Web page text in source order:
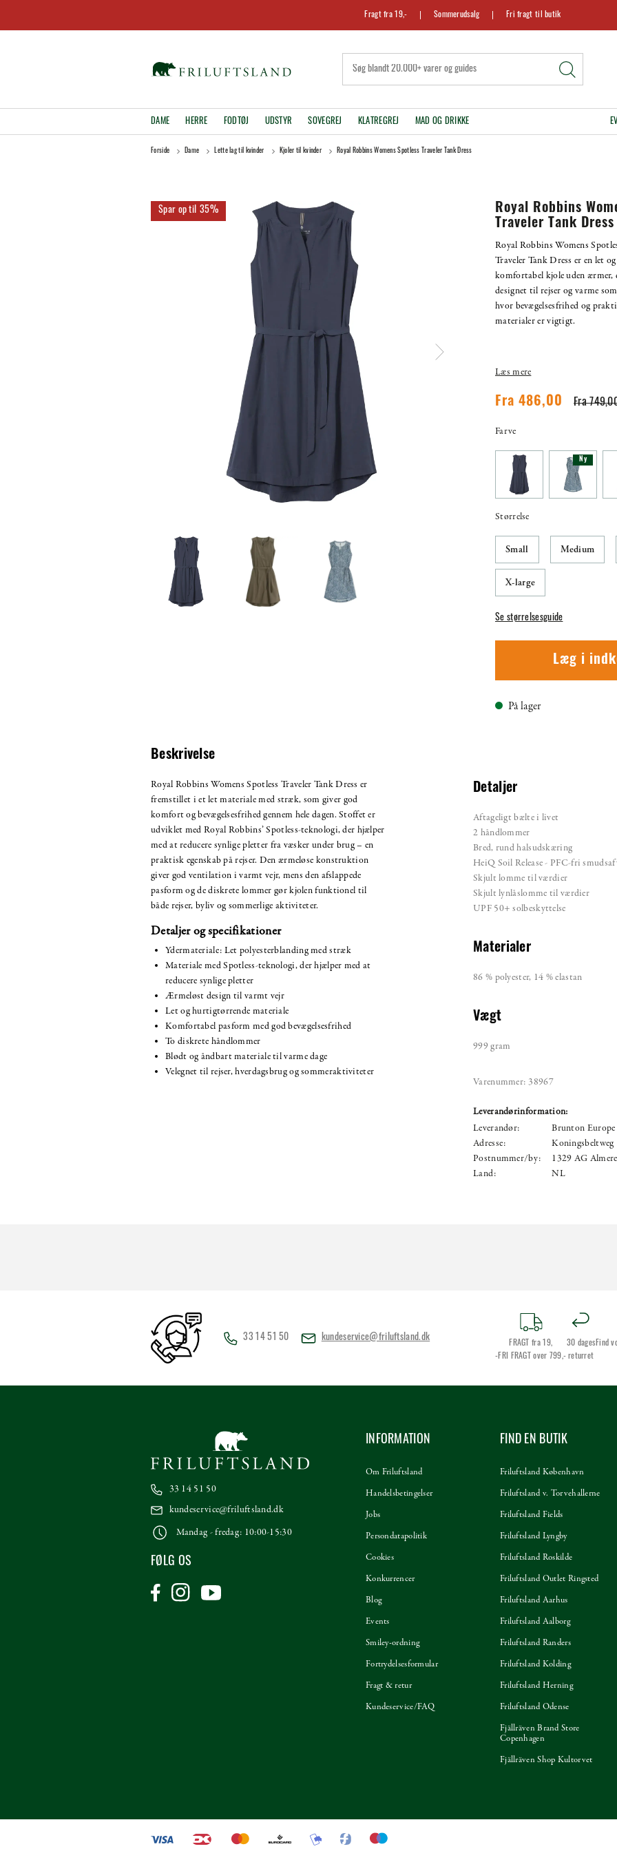
Fragt fra 19,- Sommerudsalg Fri fragt til butik
DAME HERRE FODTØJ UDSTYR SOVEGREJ KLATREGREJ MAD OG DRIKKE
Forside Dame Lette lag til kvinder Kjoler til kvinder Royal Robbins Womens Spotless Traveler Tank Dress
35%
Royal Robbins
Traveler Tank Dress
Royal Robbins Womens
Traveler Tank Dress er en let og
komfortabel kjole uden ærmer,
designet til rejser og varme
hvor bevægelsesfrihed og
materialer er vigtigt.
Læs mere
Fra
Fra 486,00
Farve
Ny
Størrelse
Small Medium
X-large
Se størrelsesguide
Læg i
På lager
Beskrivelse
Royal Robbins Womens Spotless Traveler Tank Dress er
fremstillet i et let materiale med stræk, som giver god
komfort og bevægelsesfrihed gennem hele dagen. Stoffet er
udviklet med Royal Robbins’ Spotless-teknologi, der hjælper
med at reducere synlige pletter fra væsker under brug – en
praktisk egenskab på rejser. Den ærmeløse konstruktion
giver god ventilation i varmt vejr, mens den afslappede
pasform og de diskrete lommer gør kjolen funktionel til
både rejser, byliv og sommerlige aktiviteter.
Detaljer og specifikationer
Ydermateriale: Let polyesterblanding med stræk
Materiale med Spotless-teknologi, der hjælper med at
reducere synlige pletter
Ærmeløst design til varmt vejr
Let og hurtigtørrende materiale
Komfortabel pasform med god bevægelsesfrihed
To diskrete håndlommer
Blødt og åndbart materiale til varme dage
Velegnet til rejser, hverdagsbrug og sommeraktiviteter
Detaljer
Aftageligt bælte i livet
2 håndlommer
Bred, rund halsudskæring
HeiQ Soil Release - PFC-fri
Skjult lomme til værdier
Skjult lynlåslomme til værdier
UPF 50+ solbeskyttelse
Materialer
86 % polyester, 14 % elastan
Vægt
999 gram
Varenummer: 38967
Leverandørinformation:
Leverandør:
Brunton Europe
Adresse:
Koningsbeltweg
Postnummer/by:
1329 AG Almere
Land:
NL
33 14 51 50 kundeservice@friluftsland.dk
FRAGT fra 19,
-FRI FRAGT over 799,-
30 dages
returret
Find
33 14 51 50
kundeservice@friluftsland.dk
Mandag - fredag: 10:00-15:30
FØLG OS
INFORMATION
Om Friluftsland
Handelsbetingelser
Jobs
Persondatapolitik
Cookies
Konkurrencer
Blog
Events
Smiley-ordning
Fortrydelsesformular
Fragt & retur
Kundeservice/FAQ
FIND EN BUTIK
Friluftsland København
Friluftsland v. Torvehallerne
Friluftsland Fields
Friluftsland Lyngby
Friluftsland Roskilde
Friluftsland Outlet Ringsted
Friluftsland Aarhus
Friluftsland Aalborg
Friluftsland Randers
Friluftsland Kolding
Friluftsland Herning
Friluftsland Odense
Fjällräven Brand Store
Copenhagen
Fjällräven Shop Kultorvet